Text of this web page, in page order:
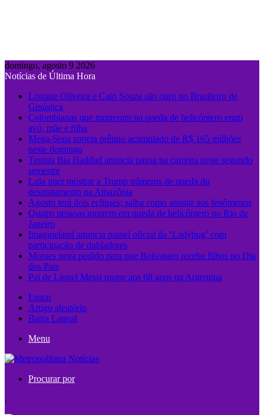
domingo, agosto 9 2026
Notícias de Última Hora
Lorrane Oliveira e Caio Souza são ouro no Brasileiro de
Ginástica
Colombianas que morreram na queda de helicóptero eram
avó, mãe e filha
Mega-Sena sorteia prêmio acumulado de R$ 165 milhões
neste domingo
Tenista Bia Haddad anuncia pausa na carreira neste segundo
semestre
Lula quer mostrar a Trump números de queda do
desmatamento na Amazônia
Agosto terá dois eclipses; saiba como assistir aos fenômenos
Quatro pessoas morrem em queda de helicóptero no Rio de
Janeiro
Imagineland anuncia painel oficial da ‘Ladybug’ com
participação de dubladores
Moraes nega pedido para que Bolsonaro receba filhos no Dia
dos Pais
Pai de Lionel Messi morre aos 68 anos na Argentina
Entrar
Artigo aleatório
Barra Lateral
Menu
Procurar por
.